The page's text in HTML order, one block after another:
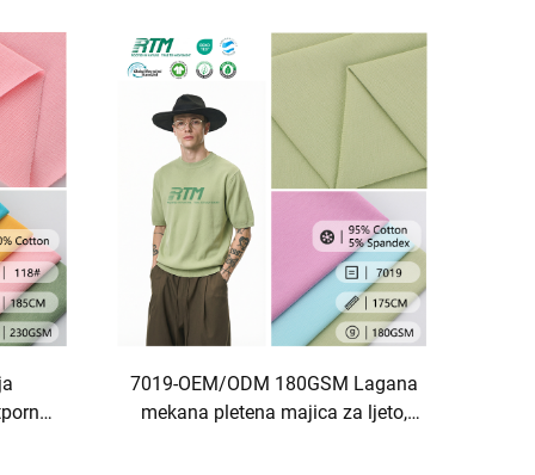
7019-OEM/ODM 180GSM Lagana
mekana pletena majica za ljeto,